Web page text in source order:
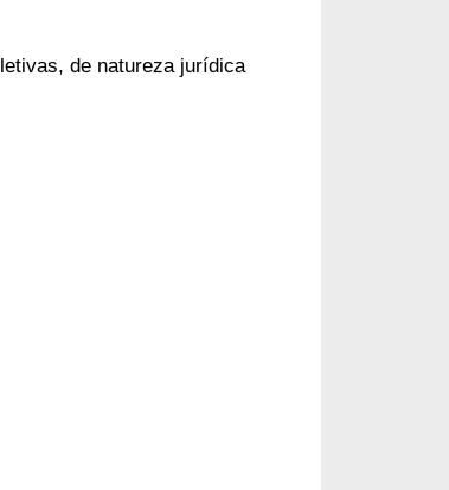
de natureza jurídica